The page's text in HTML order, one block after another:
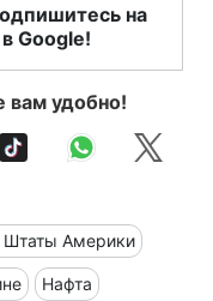
на
Google!
вам удобно!
Америки
Нафта